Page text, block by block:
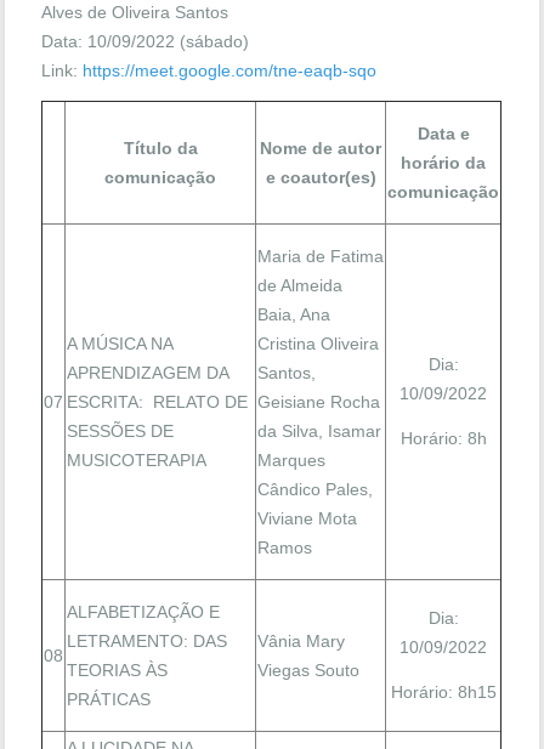
Alves de Oliveira Santos
Data: 10/09/2022 (sábado)
Link: https://meet.google.com/tne-eaqb-sqo
Título da
comunicação
Nome de autor
e coautor(es)
Data e
horário da
comunicação
07
A MÚSICA NA
APRENDIZAGEM DA
ESCRITA: RELATO DE
SESSÕES DE
MUSICOTERAPIA
Maria de Fatima
de Almeida
Baia, Ana
Cristina Oliveira
Santos,
Geisiane Rocha
da Silva, Isamar
Marques
Cândico Pales,
Viviane Mota
Ramos
Dia:
10/09/2022
Horário: 8h
08
ALFABETIZAÇÃO E
LETRAMENTO: DAS
TEORIAS ÀS
PRÁTICAS
Vânia Mary
Viegas Souto
Dia:
10/09/2022
Horário: 8h15